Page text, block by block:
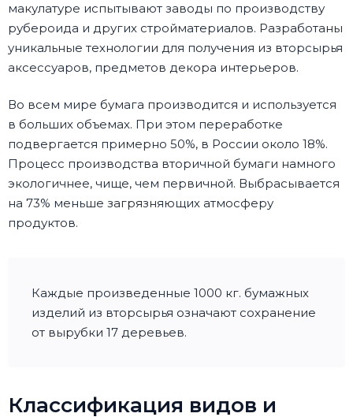
макулатуре испытывают заводы по производству
рубероида и других стройматериалов. Разработаны
уникальные технологии для получения из вторсырья
аксессуаров, предметов декора интерьеров.
Во всем мире бумага производится и используется
в больших объемах. При этом переработке
подвергается примерно 50%, в России около 18%.
Процесс производства вторичной бумаги намного
экологичнее, чище, чем первичной. Выбрасывается
на 73% меньше загрязняющих атмосферу
продуктов.
Каждые произведенные 1000 кг. бумажных
изделий из вторсырья означают сохранение
от вырубки 17 деревьев.
Классификация видов и